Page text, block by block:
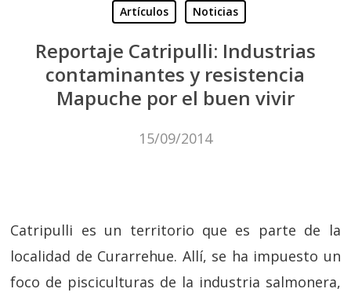
Artículos Noticias
Reportaje Catripulli: Industrias
contaminantes y resistencia
Mapuche por el buen vivir
15/09/2014
Catripulli es un territorio que es parte de la
localidad de Curarrehue. Allí, se ha impuesto un
foco de pisciculturas de la industria salmonera,